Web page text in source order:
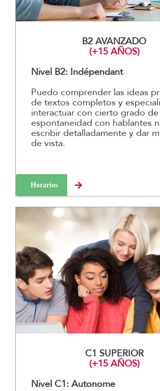
B2 AVANZADO
(+15 AÑOS)
Nivel B2: Indépendant
Puedo comprender las ideas
de textos completos y
interactuar con cierto grado
espontaneidad con hablantes
escribir detalladamente y dar
de vista.
Horarios
C1 SUPERIOR
(+15 AÑOS)
Nivel C1: Autonome